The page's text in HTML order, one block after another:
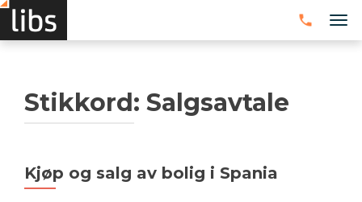
Stikkord: Salgsavtale
Kjøp og salg av bolig i Spania